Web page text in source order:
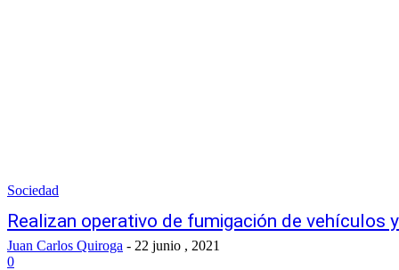
Sociedad
Realizan operativo de fumigación de vehículos
Juan Carlos Quiroga - 22 junio , 2021
0